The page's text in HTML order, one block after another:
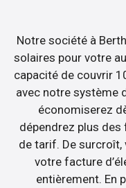
Notre société à
solaires pour votre
capacité de couvrir
avec notre système
économiserez
dépendrez plus
de tarif. De
votre facture
entièrement. En